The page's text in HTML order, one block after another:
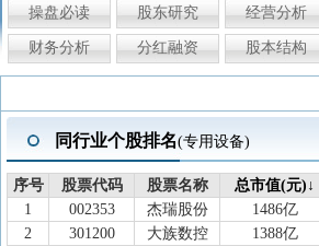
操盘必读 股东研究 经营分析
财务分析 分红融资 股本结构
同行业个股排名(专用设备)
序号 股票代码 股票名称 总市值(元)↓
序号 股票代码 股票名称 总市值(元)
1
002353 杰瑞股份 1486亿
2
301200 大族数控 1388亿